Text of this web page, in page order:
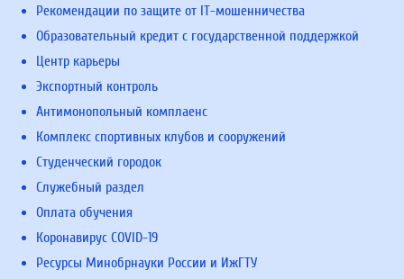
Рекомендации по защите от IT-мошенничества
Образовательный кредит с государственной поддержкой
Центр карьеры
Экспортный контроль
Антимонопольный комплаенс
Комплекс спортивных клубов и сооружений
Студенческий городок
Служебный раздел
Оплата обучения
Коронавирус COVID-19
Ресурсы Минобрнауки России и ИжГТУ